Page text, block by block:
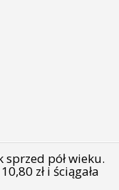
pół wieku.
zł i ściągała